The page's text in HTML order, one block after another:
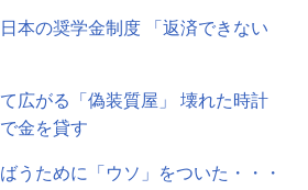
本の奨学金制度 「返済できない
広がる「偽装質屋」 壊れた時計
金を貸す
うために「ウソ」をついた・・・